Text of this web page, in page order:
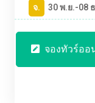
จ.
30 พ.ย.-08
จองทัวร์ออ